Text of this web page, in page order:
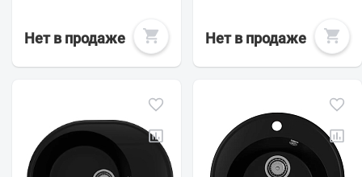
Нет в продаже Нет в продаже